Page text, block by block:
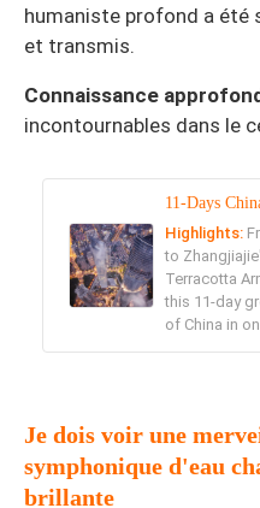
humaniste profond a
et transmis.
Connaissance
incontournables dans le
11-Days
Highlights:
to
Terracotta
this 11-day
of China in
Je dois voir une
symphonique d'eau
brillante